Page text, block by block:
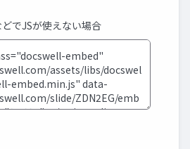
どでJSが使えない場合